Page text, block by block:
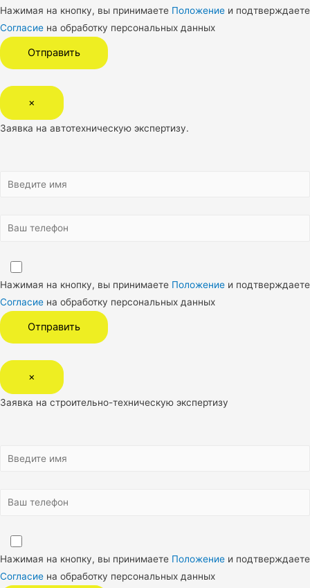
Нажимая на кнопку, вы принимаете Положение и подтверждаете
Согласие на обработку персональных данных
×
Заявка на автотехническую экспертизу.
Нажимая на кнопку, вы принимаете Положение и подтверждаете
Согласие на обработку персональных данных
×
Заявка на строительно-техническую экспертизу
Нажимая на кнопку, вы принимаете Положение и подтверждаете
Согласие на обработку персональных данных